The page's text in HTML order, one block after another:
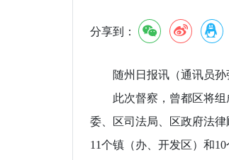
分享到：
随州日报讯（通讯员孙强
此次督察，曾都区将组
委、区司法局、区政府法
11个镇（办、开发区）和